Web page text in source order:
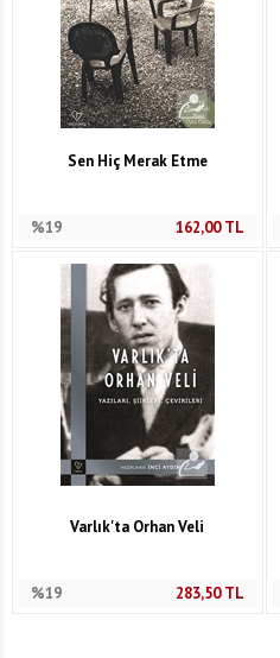
Sen Hiç Merak Etme
%19 162,00TL
Varlık'ta Orhan Veli
%19 283,50TL